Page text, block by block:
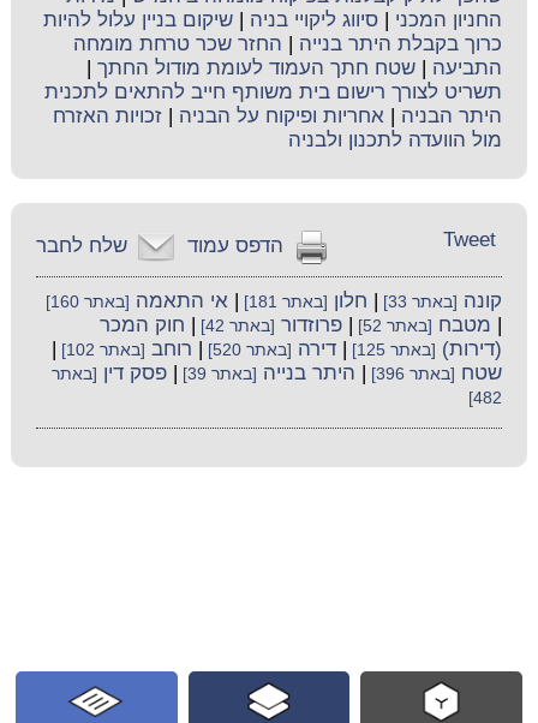
החניון המכני |סיווג ליקויי בניה |שיקום בניין עלול להיות
כרוך בקבלת היתר בנייה
החזר שכר טרחת מומחה
התביעה |שטח חתך העמוד לעומת מודול החתך
תשריט לצורך רישום בית משותף חייב להתאים לתכנית
היתר הבניה |אחריות ופיקוח על הבניה |זכויות האזרח
מול הוועדה לתכנון ולבניה
שלח לחבר הדפס עמוד Tweet
קונה [באתר 33] חלון [באתר 181] |אי התאמה [באתר 160]
מטבח [באתר 52] |פרוזדור [באתר 42]
חוק המכר
(דירות) [באתר 125] |דירה [באתר 520] רוחב [באתר 102]
שטח [באתר 396] היתר בנייה [באתר 39] |פסק דין [באתר
482]